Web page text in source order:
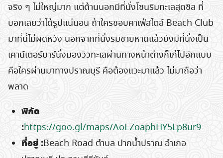
จริง ๆ ไม่ใหญ่มาก แต่ด้านนอกมีที่นั่งโซนริมทะเลสุดชิล ที่
บอกเลยว่าได้รูปแน่นอน ถ้าใครชอบคาเฟ่สไตล์ Beach Club
มาที่นี่ไม่ผิดหวัง นอกจากที่นั่งริมชายหาดแล้วยังมีที่นั่งเป็น
เคาน์เตอร์บาร์นั่งมองวิวทะเลผ่านทางหน้าต่างก็เก๋ไปอีกแบบ
คือใครผ่านมาทางปราณบุรี คือต้องแวะมาแล้ว ไม่มาถือว่า
พลาด
พิกัด
:https://goo.gl/maps/AoEZoaphHY5Lp8ur9
ที่อยู่:Beach Road ตำบล ปากน้ำปราณ อำเภอ